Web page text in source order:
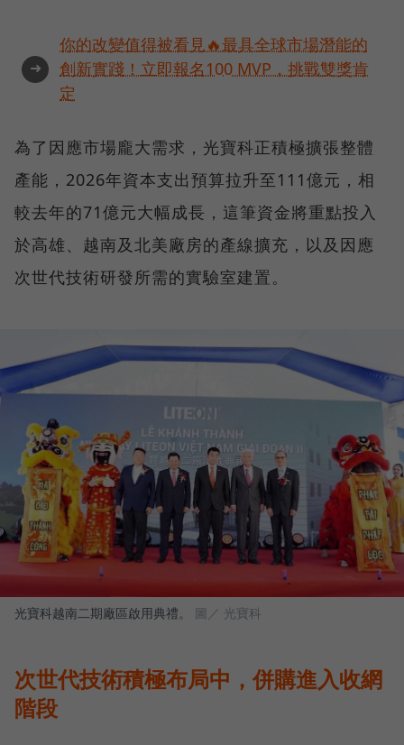
➜
你的改變值得被看見🔥最具全球市場潛能的
創新實踐！立即報名100 MVP，挑戰雙獎肯
定
為了因應市場龐大需求，光寶科正積極擴張整體
產能，2026年資本支出預算拉升至111億元，相
較去年的71億元大幅成長，這筆資金將重點投入
於高雄、越南及北美廠房的產線擴充，以及因應
次世代技術研發所需的實驗室建置。
光寶科越南二期廠區啟用典禮。 圖／ 光寶科
次世代技術積極布局中，併購進入收網
階段